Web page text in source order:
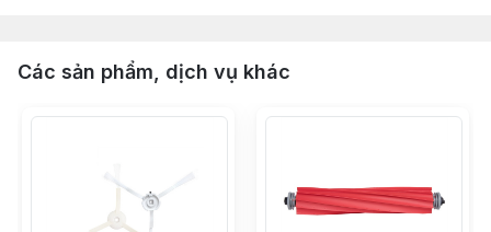
Các sản phẩm, dịch vụ khác